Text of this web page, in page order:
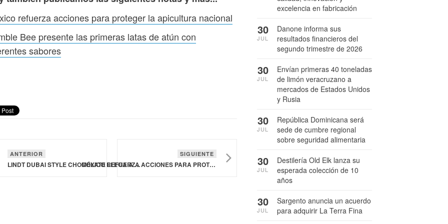
refuerza acciones para proteger la apicultura nacional
Bee presente las primeras latas de atún con
sabores
ANTERIOR
LINDT DUBAI STYLE CHOCOLATE LLEGA A MÉXICO
SIGUIENTE
MÉXICO REFUERZA ACCIONES PARA PROTEGER LA APICULTURA NACIONAL
excelencia en fabricación
Danone informa sus
resultados financieros del
segundo trimestre de 2026
30
JUL
Envían primeras 40 toneladas
de limón veracruzano a
mercados de Estados Unidos
y Rusia
30
JUL
República Dominicana será
sede de cumbre regional
sobre seguridad alimentaria
30
JUL
Destilería Old Elk lanza su
esperada colección de 10
años
30
JUL
Sargento anuncia un acuerdo
para adquirir La Terra Fina
30
JUL